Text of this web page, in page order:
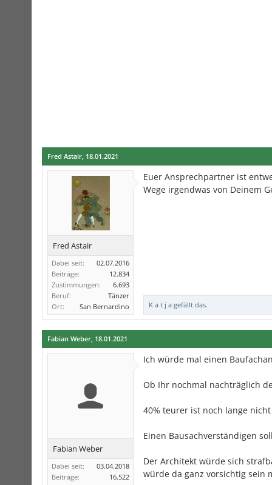
Fred Astair, 18.01.2021
Fred Astair
Dabei seit:
02.07.2016
Beiträge:
12.834
Zustimmungen:
6.693
Beruf:
Tänzer
Ort:
San Bernardino
Euer Ansprechpartner ist
Wege irgendwas von Deinem
K a t j a gefällt das.
Fabian Weber, 18.01.2021
Fabian Weber
Dabei seit:
03.04.2018
Beiträge:
16.522
Ich würde mal einen
Ob Ihr nochmal nachträglich
40% teurer ist noch lange
Einen Bausachverständigen
Der Architekt würde sich
würde da ganz vorsichtig sein